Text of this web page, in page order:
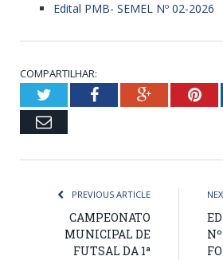
Edital PMB- SEMEL Nº 02-2026
COMPARTILHAR:
TwitterFacebookGoogle+
Email
PREVIOUS ARTICLE
CAMPEONATO
MUNICIPAL DE
FUTSAL DA 1ª